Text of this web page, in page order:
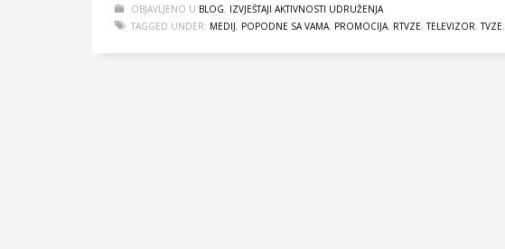
OBJAVLJENO U BLOG, IZVJEŠTAJI AKTIVNOSTI UDRUŽENJA
TAGGED UNDER: MEDIJ, POPODNE SA VAMA, PROMOCIJA, RTVZE,TELEVIZOR,TVZE,